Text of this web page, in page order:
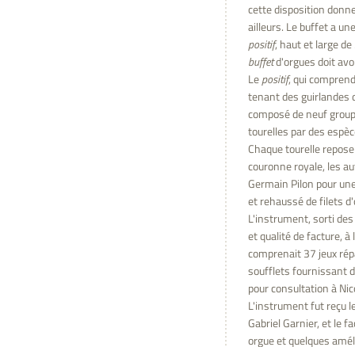
cette disposition
ailleurs. Le buffet a
positif, haut et large
buffetd'orgues doit
Lepositif, qui
tenant des guirlandes
composé de neuf
tourelles par des
Chaque tourelle
couronne royale, les
Germain Pilon pour
et rehaussé de filets
L'instrument, sorti
et qualité de facture,
comprenait 37 jeux
soufflets fournissant
pour consultation à
L'instrument fut reçu
Gabriel Garnier, et le
orgue et quelques